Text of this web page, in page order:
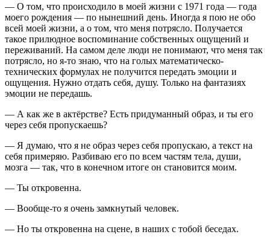
— О том, что происходило в моей жизни с 1971 года — года
моего рождения — по нынешний день. Иногда я пою не обо
всей моей жизни, а о том, что меня потрясло. Получается
такое прилюдное воспоминание собственных ощущений и
переживаний. На самом деле люди не понимают, что меня так
потрясло, но я-то знаю, что на голых математическо-
технических формулах не получится передать эмоции и
ощущения. Нужно отдать себя, душу. Только на фантазиях
эмоции не передашь.
— А как же в актёрстве? Есть придуманный образ, и ты его
через себя пропускаешь?
— Я думаю, что я не образ через себя пропускаю, а текст на
себя примеряю. Разбиваю его по всем частям тела, души,
мозга — так, что в конечном итоге он становится моим.
— Ты откровенна.
— Вообще-то я очень замкнутый человек.
— Но ты откровенна на сцене, в наших с тобой беседах.